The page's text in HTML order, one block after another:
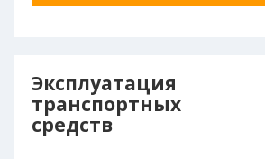
Эксплуатация
транспортных
средств